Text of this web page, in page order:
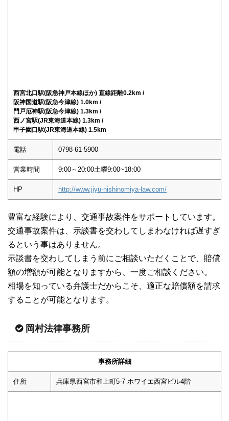
西宮北口駅(阪急神戸本線ほか) 直線距離0.2km /
阪神国道駅(阪急今津線) 1.0km /
門戸厄神駅(阪急今津線) 1.3km /
西ノ宮駅(JR東海道本線) 1.3km /
甲子園口駅(JR東海道本線) 1.5km
電話 0798-61-5900
営業時間 9:00～20:00土曜9:00~18:00
HP http://www.jiyu-nishinomiya-law.com/
豊富な経験により、交通事故案件をサポートしています。
交通事故案件は、示談書を交わしてしまわなければ遅すぎ
るという事はありません。
示談書を交わしてしまう前にご相談いただくことで、賠償
額の増額が可能となりますから、一度ご相談ください。
相場を知っている弁護士だからこそ、適正な賠償額を請求
することが可能となります。
岡村法律事務所
事務所詳細
住所 兵庫県西宮市和上町5-7 ホワイエ西宮ビル4階